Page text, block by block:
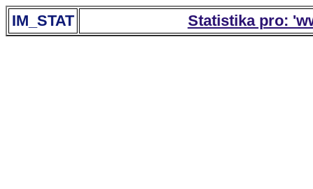
IM_STAT Statistika pro: